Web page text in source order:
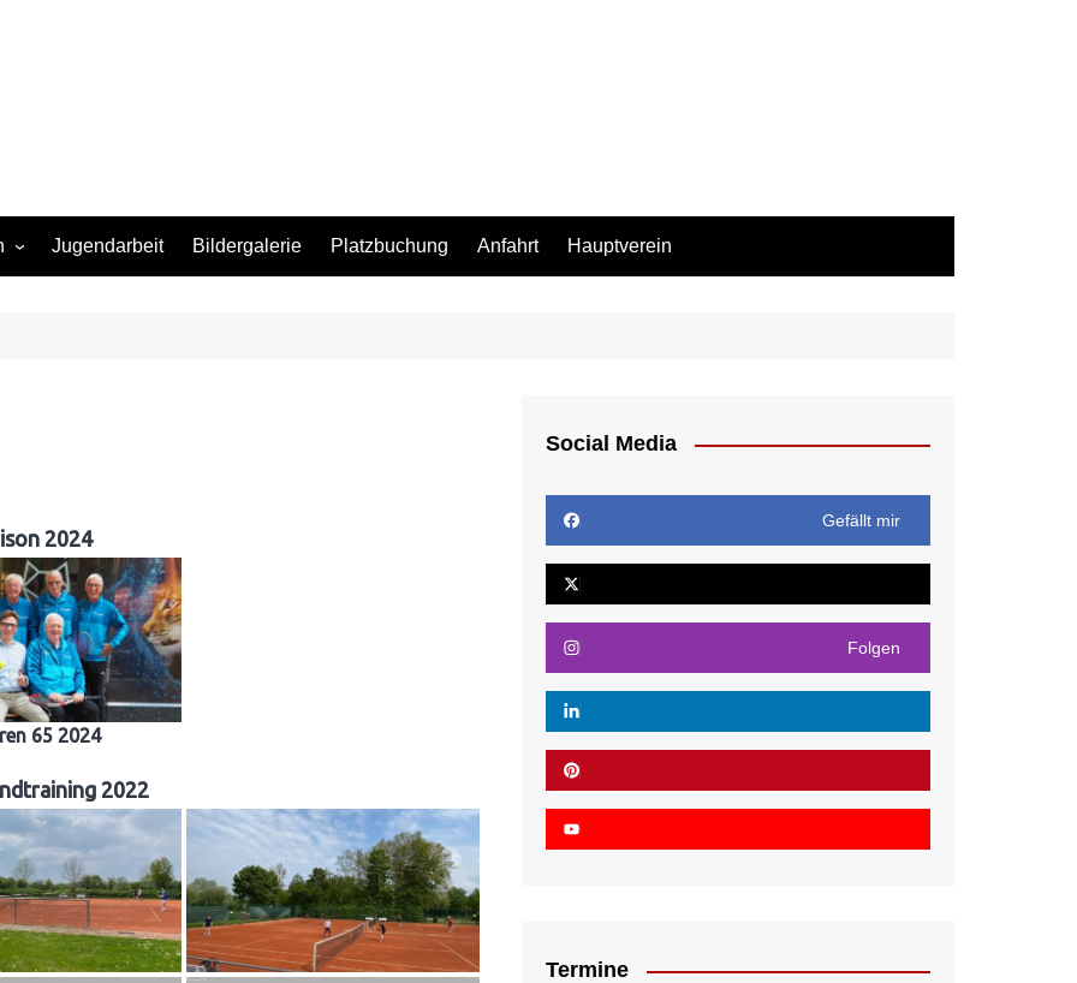
Jugendarbeit Bildergalerie Platzbuchung Anfahrt Hauptverein
2024
65 2024
2022
Social Media
Gefällt mir
Folgen
Termine